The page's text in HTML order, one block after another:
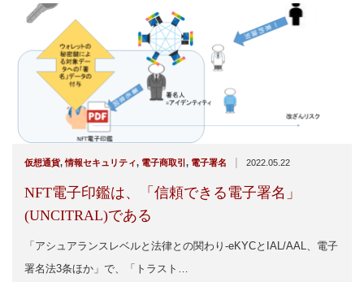
仮想通貨,情報セキュリティ, 電子商取引 , 電子署名 | 2022.05.22
NFT電子印鑑は、「信頼できる電子署名」
(UNCITRAL)である
「アシュアランスレベルと法律との関わり-eKYCとIAL/AAL、電子
署名法3条ほか」で、「トラスト…